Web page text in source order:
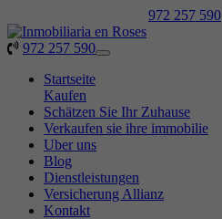
972 257 590
972 257 590
Toggle
Startseite
Kaufen
Schätzen Sie Ihr Zuhause
Verkaufen sie ihre immobilie
Uber uns
Blog
Dienstleistungen
Versicherung Allianz
Kontakt